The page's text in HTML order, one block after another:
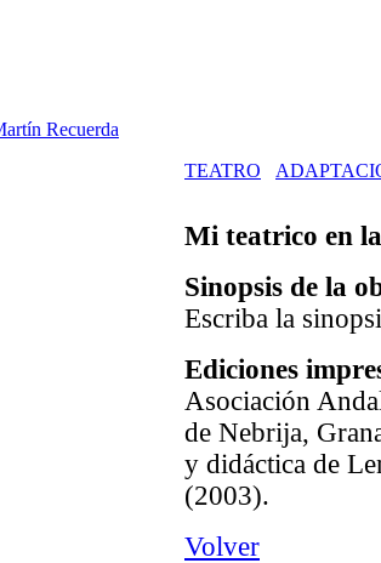
TEATRO
Mi teatrico en
Sinopsis de la
Escriba la
Ediciones
Asociación
de Nebrija,
y didáctica de
(2003).
Volver